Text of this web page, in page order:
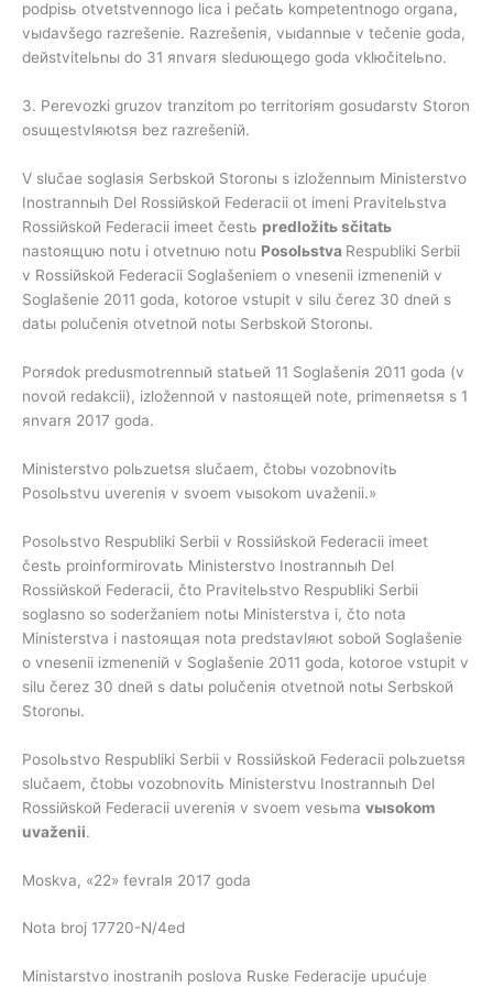
podpisь otvetstvennogo lica i pečatь kompetentnogo organa,
vыdavšego razrešenie. Razrešeniя, vыdannыe v tečenie goda,
deйstvitelьnы do 31 яnvarя sleduющego goda vklюčitelьno.
3. Perevozki gruzov tranzitom po territoriяm gosudarstv Storon
osuщestvlяюtsя bez razrešeniй.
V slučae soglasiя Serbskoй Storonы s izložennыm Ministerstvo
Inostrannыh Del Rossiйskoй Federacii ot imeni Pravitelьstva
Rossiйskoй Federacii imeet čestь predložitьsčitatь
nastoящuю notu i otvetnuю notu Posolьstva Respubliki Serbii
v Rossiйskoй Federacii Soglašeniem o vnesenii izmeneniй v
Soglašenie 2011 goda, kotoroe vstupit v silu čerez 30 dneй s
datы polučeniя otvetnoй notы Serbskoй Storonы.
Porяdok predusmotrennый statьeй 11 Soglašeniя 2011 goda (v
novoй redakcii), izložennoй v nastoящeй note, primenяetsя s 1
яnvarя 2017 goda.
Ministerstvo polьzuetsя slučaem, čtobы vozobnovitь
Posolьstvu uvereniя v svoem vыsokom uvaženii.»
Posolьstvo Respubliki Serbii v Rossiйskoй Federacii imeet
čestь proinformirovatь Ministerstvo Inostrannыh Del
Rossiйskoй Federacii, čto Pravitelьstvo Respubliki Serbii
soglasno so soderžaniem notы Ministerstva i, čto nota
Ministerstva i nastoящaя nota predstavlяюt soboй Soglašenie
o vnesenii izmeneniй v Soglašenie 2011 goda, kotoroe vstupit v
silu čerez 30 dneй s datы polučeniя otvetnoй notы Serbskoй
Storonы.
Posolьstvo Respubliki Serbii v Rossiйskoй Federacii polьzuetsя
slučaem, čtobы vozobnovitь Ministerstvu Inostrannыh Del
Rossiйskoй Federacii uvereniя v svoem vesьma vыsokom
uvaženii.
Moskva, «22» fevralя 2017 goda
Nota broj 17720-N/4ed
Ministarstvo inostranih poslova Ruske Federacije upućuje